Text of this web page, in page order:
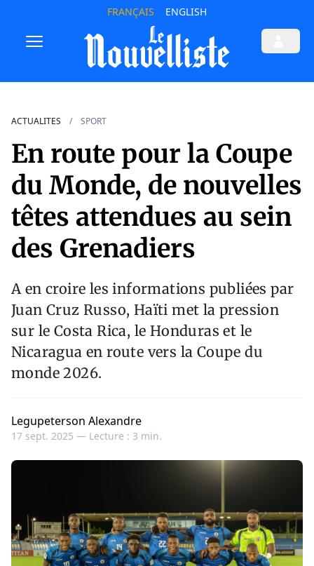
FRANÇAIS ENGLISH
ACTUALITES SPORT
En route pour la Coupe
du Monde, de nouvelles
têtes attendues au sein
des Grenadiers
A en croire les informations publiées par
Juan Cruz Russo, Haïti met la pression
sur le Costa Rica, le Honduras et le
Nicaragua en route vers la Coupe du
monde 2026.
Legupeterson Alexandre
17 sept. 2025 — Lecture : 3 min.